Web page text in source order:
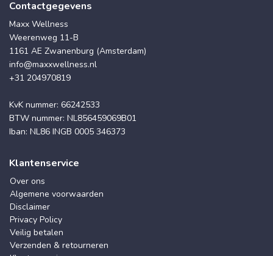
Contactgegevens
Maxx Wellness
Weerenweg 11-B
1161 AE Zwanenburg (Amsterdam)
info@maxxwellness.nl
+31 204970819
KvK nummer: 66242533
BTW nummer: NL856459069B01
Iban: NL86 INGB 0005 346373
Klantenservice
Over ons
Algemene voorwaarden
Disclaimer
Privacy Policy
Veilig betalen
Verzenden & retourneren